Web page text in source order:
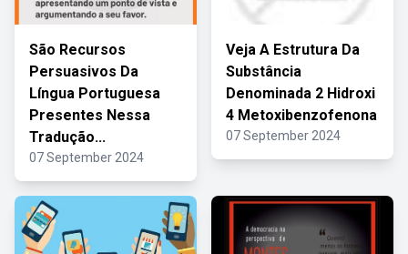
São Recursos
Persuasivos Da
Língua Portuguesa
Presentes Nessa
Tradução...
07 September 2024
Veja A Estrutura Da
Substância
Denominada 2 Hidroxi
4 Metoxibenzofenona
07 September 2024